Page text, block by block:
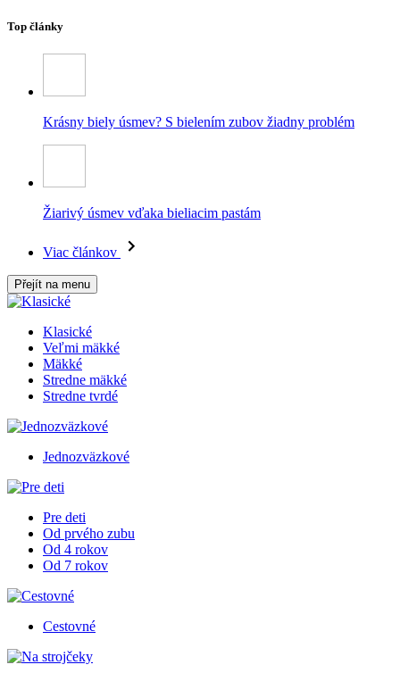
Top články
Krásny biely úsmev? S bielením zubov žiadny problém
Žiarivý úsmev vďaka bieliacim pastám
Viac článkov
Přejít na menu
Klasické
Veľmi mäkké
Mäkké
Stredne mäkké
Stredne tvrdé
Jednozväzkové
Pre deti
Od prvého zubu
Od 4 rokov
Od 7 rokov
Cestovné